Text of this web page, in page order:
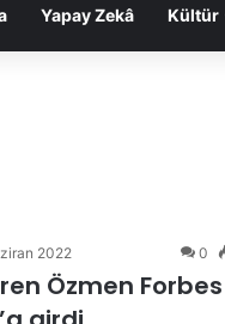
Yapay Zekâ Kültür
2022 0
Özmen Forbes